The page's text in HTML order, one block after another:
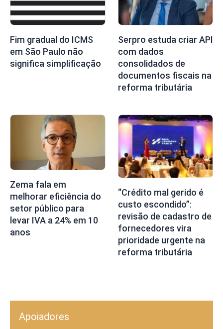
Fim gradual do ICMS
em São Paulo não
significa simplificação
Serpro estuda criar API
com dados
consolidados de
documentos fiscais na
reforma tributária
Zema fala em
melhorar eficiência do
setor público para
levar IVA a 24% em 10
anos
“Crédito mal gerido é
custo escondido”:
revisão de cadastro de
fornecedores vira
prioridade urgente na
reforma tributária
Apoiadores